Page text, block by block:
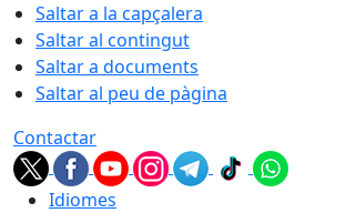
Saltar a la capçalera
Saltar al contingut
Saltar a documents
Saltar al peu de pàgina
Contactar
Idiomes